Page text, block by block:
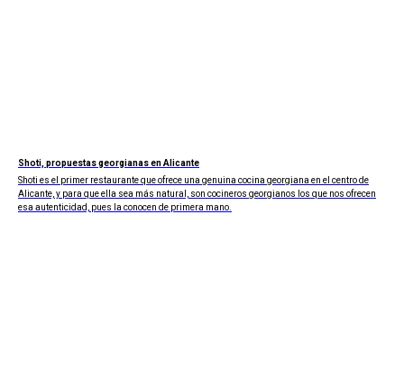
Shoti, propuestas georgianas en Alicante
Shoti es el primer restaurante que ofrece una genuina cocina georgiana en el centro de
Alicante, y para que ella sea más natural, son cocineros georgianos los que nos ofrecen
esa autenticidad, pues la conocen de primera mano.